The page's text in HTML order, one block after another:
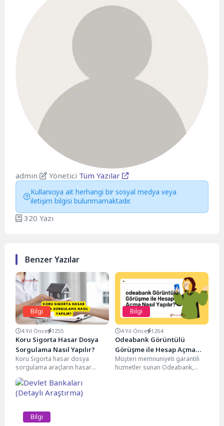
admin Yönetici Tüm Yazılar
Kullanıcıya ait herhangi bir sosyal medya veya
iletişim bilgisi bulunmamaktadır.
320 Yazı
Benzer Yazılar
Bilgi
4 Yıl Önce 1255
Koru Sigorta Hasar Dosya
Sorgulama Nasıl Yapılır?
Koru Sigorta hasar dosya
sorgulama araçların hasar
durumunu öğrenmek için büyük
bir öneme sahiptir. Çok...
Bilgi
4 Yıl Önce 1264
Odeabank Görüntülü
Görüşme ile Hesap Açma
Nasıl Yapılır?
Müşteri memnuniyeti garantili
hizmetler sunan Odeabank,
Bilgi